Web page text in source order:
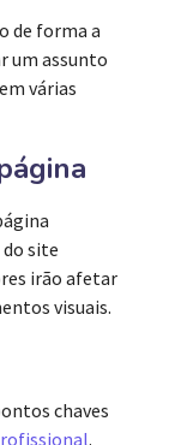
de forma a
um assunto
várias
site
irão afetar
visuais.
chaves
.